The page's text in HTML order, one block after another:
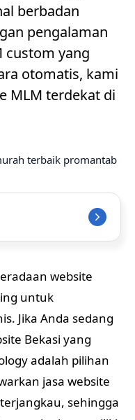
berbadan
pengalaman
custom yang
otomatis, kami
MLM terdekat di
website
untuk
Jika Anda sedang
Bekasi yang
adalah pilihan
jasa website
sehingga